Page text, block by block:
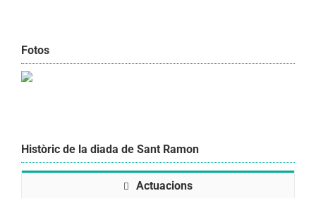
Fotos
Històric de la diada de Sant Ramon
Actuacions